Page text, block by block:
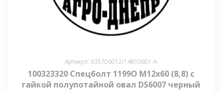
Артикул: 635706012/14810601-А
100323320 Спецболт 1199O М12х60 (8,8) с
гайкой полупотайной овал DS6007 черный